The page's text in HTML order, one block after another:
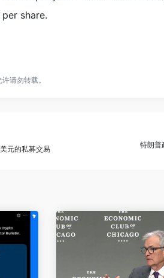
share.
请勿转载。
元的私募交易
特朗普